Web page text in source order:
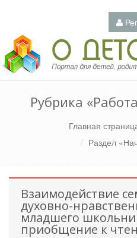
Педагогический портал «О
Рубрика
Главная
Раздел
Взаимодействие
духовно-
младшего
приобщение к